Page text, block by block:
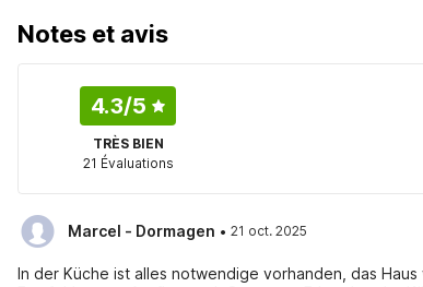
Notes et avis
4.3/5
TRÈS BIEN
21 Évaluations
Marcel - Dormagen · 21 oct. 2025
In der Küche ist alles notwendige vorhanden, das